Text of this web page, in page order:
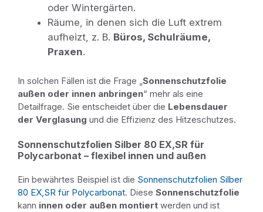
oder Wintergärten.
Räume, in denen sich die Luft extrem
aufheizt, z. B. Büros, Schulräume,
Praxen.
In solchen Fällen ist die Frage „ Sonnenschutzfolie
außen oder innen anbringen“ mehr als eine
Detailfrage. Sie entscheidet über die Lebensdauer
der Verglasung und die Effizienz des Hitzeschutzes.
Sonnenschutzfolien Silber 80 EX,SR für
Polycarbonat – flexibel innen und außen
Ein bewährtes Beispiel ist die Sonnenschutzfolien Silber
80 EX,SR für Polycarbonat. Diese Sonnenschutzfolie
kann innen oder außen montiert werden und ist